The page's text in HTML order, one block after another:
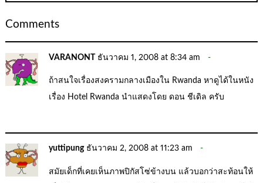
Comments
VARANONT ธันวาคม 1, 2008 at 8:34 am
ถ้าสนใจเรื่องสงครามกลางเมืองใน Rwanda หาดูได้ในหนัง
เรื่อง Hotel Rwanda นำแสดงโดย ดอน ชีเดิล ครับ
yuttipung ธันวาคม 2, 2008 at 11:23 am
สมัยเด็กที่เคยเห็นภาพปิกัสโซ่ข้างบน แล้วบอกว่าสะท้อนให้